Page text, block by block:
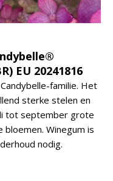
EU 20241816
familie. Het
sterke stelen en
tot september grote
Winegum is
nodig.